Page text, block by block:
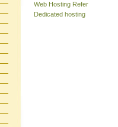
Web Hosting Refer
Dedicated hosting